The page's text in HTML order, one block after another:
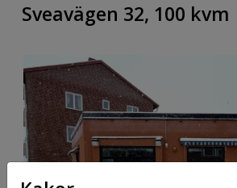
Sveavägen 32, 100 kvm